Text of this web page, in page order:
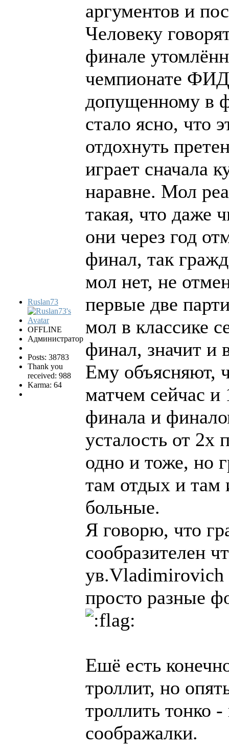
Ruslan73
OFFLINE
Администратор
Posts: 38783
Thank you
received: 988
Karma: 64
аргументов и
Человеку
финале
чемпионате
допущенному в
стало ясно, что
отдохнуть
играет сначала
наравне. Мол
такая, что даже
они через год
финал, так
мол нет, не
первые две
мол в классике
финал, значит и
Ему объясняют,
матчем сейчас
финала и
усталость от 2х
одно и тоже, но
там отдых и там
больные.
Я говорю, что
сообразителен
ув.Vladimirovich
просто разные
Ешё есть
троллит, но
троллить тонко
соображалки.